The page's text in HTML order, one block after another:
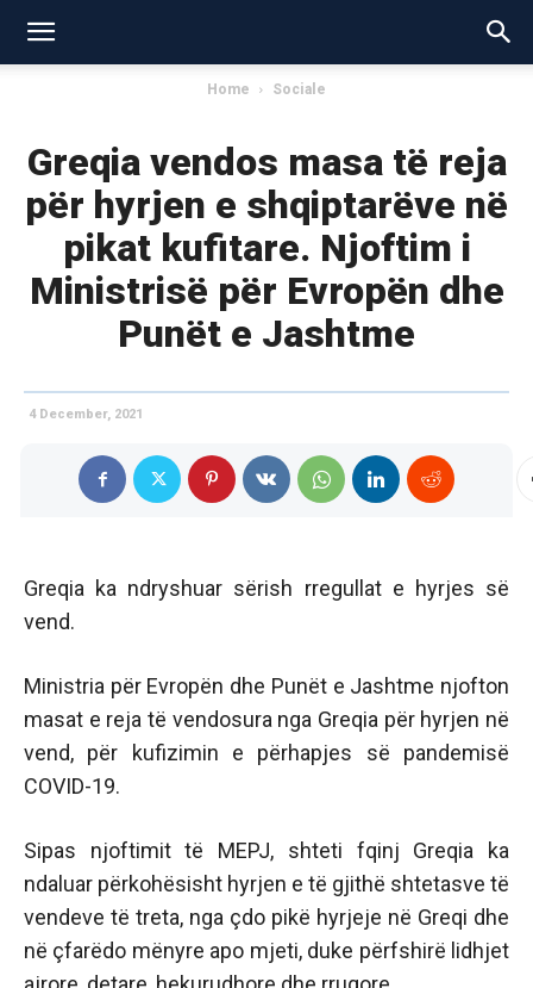
Home Sociale
Greqia vendos masa të reja
për hyrjen e shqiptarëve në
pikat kufitare. Njoftim i
Ministrisë për Evropën dhe
Punët e Jashtme
4 December, 2021
Greqia ka ndryshuar sërish rregullat e hyrjes së
vend.
Ministria për Evropën dhe Punët e Jashtme njofton
masat e reja të vendosura nga Greqia për hyrjen në
vend, për kufizimin e përhapjes së pandemisë
COVID-19.
Sipas njoftimit të MEPJ, shteti fqinj Greqia ka
ndaluar përkohësisht hyrjen e të gjithë shtetasve të
vendeve të treta, nga çdo pikë hyrjeje në Greqi dhe
në çfarëdo mënyre apo mjeti, duke përfshirë lidhjet